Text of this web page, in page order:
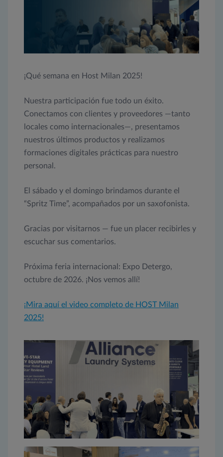
¡Qué semana en Host Milan 2025!
Nuestra participación fue todo un éxito.
Conectamos con clientes y proveedores —tanto
locales como internacionales—, presentamos
nuestros últimos productos y realizamos
formaciones digitales prácticas para nuestro
personal.
El sábado y el domingo brindamos durante el
“Spritz Time”, acompañados por un saxofonista.
Gracias por visitarnos — fue un placer recibirles y
escuchar sus comentarios.
Próxima feria internacional: Expo Detergo,
octubre de 2026. ¡Nos vemos allí!
¡Mira aquí el video completo de HOST Milan
2025!